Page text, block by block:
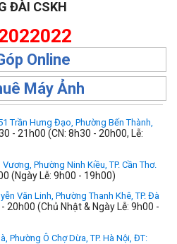
ĐÀI CSKH
Online
Máy Ảnh
Trần Hưng Đạo, Phường Bến Thành,
- 21h00 (CN: 8h30 - 20h00, Lễ:
Phường Ninh Kiều, TP. Cần Thơ.
(Ngày Lễ: 9h00 - 19h00)
Văn Linh, Phường Thanh Khê, TP. Đà
- 20h00 (Chủ Nhật & Ngày Lễ: 9h00 -
Phường Ô Chợ Dừa, TP. Hà Nội, ĐT: